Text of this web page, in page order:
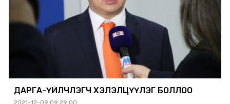
ДАРГА-ҮЙЛЧЛЭГЧ ХЭЛЭЛЦҮҮЛЭГ БОЛЛОО
2021-12-09 09:29:00